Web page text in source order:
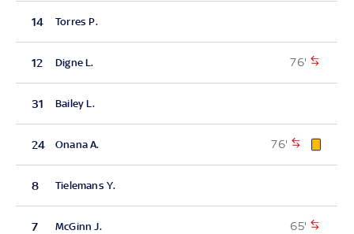
14 Torres P.
12 Digne L. 76'
31 Bailey L.
24 Onana A. 76'
8 Tielemans Y.
7 McGinn J. 65'